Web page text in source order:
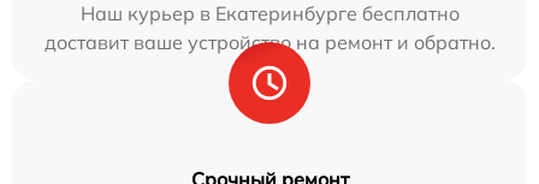
Наш курьер в Екатеринбурге бесплатно
доставит ваше устройство на ремонт и обратно.
Срочный ремонт